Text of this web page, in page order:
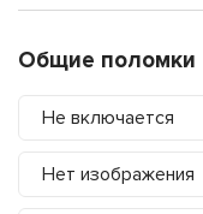
Общие поломки
Не включается
Нет изображения